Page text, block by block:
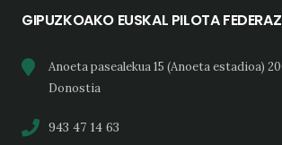
GIPUZKOAKO EUSKAL PILOTA
Anoeta pasealekua 15 (Anoeta estadioa)
Donostia
943 47 14 63